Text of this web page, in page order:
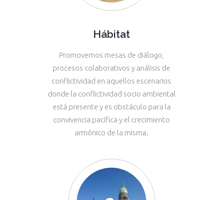
Hábitat
Promovemos mesas de diálogo,
procesos colaborativos y análisis de
conflictividad en aquellos escenarios
donde la conflictividad socio ambiental
está presente y es obstáculo para la
convivencia pacífica y el crecimiento
armónico de la misma.